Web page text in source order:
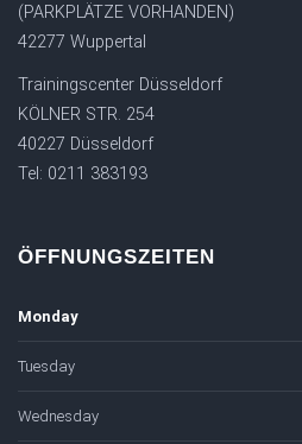
(PARKPLÄTZE VORHANDEN)
42277 Wuppertal
Trainingscenter Düsseldorf
KÖLNER STR. 254
40227 Düsseldorf
Tel: 0211 383193
ÖFFNUNGSZEITEN
Monday
Tuesday
Wednesday